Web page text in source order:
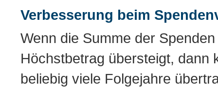
Verbesserung beim
Wenn die Summe der
Höchstbetrag übersteigt, dann
beliebig viele Folgejahre